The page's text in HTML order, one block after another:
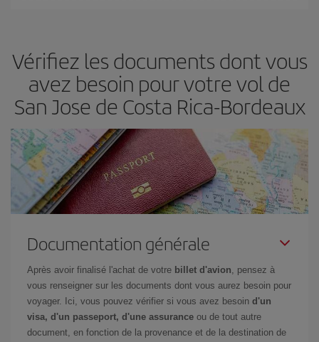
Vérifiez les documents dont vous
avez besoin pour votre vol de
San Jose de Costa Rica-Bordeaux
Documentation générale
Après avoir finalisé l'achat de votre billet d'avion, pensez à
vous renseigner sur les documents dont vous aurez besoin pour
voyager. Ici, vous pouvez vérifier si vous avez besoin d'un
visa, d'un passeport, d'une assurance ou de tout autre
document, en fonction de la provenance et de la destination de